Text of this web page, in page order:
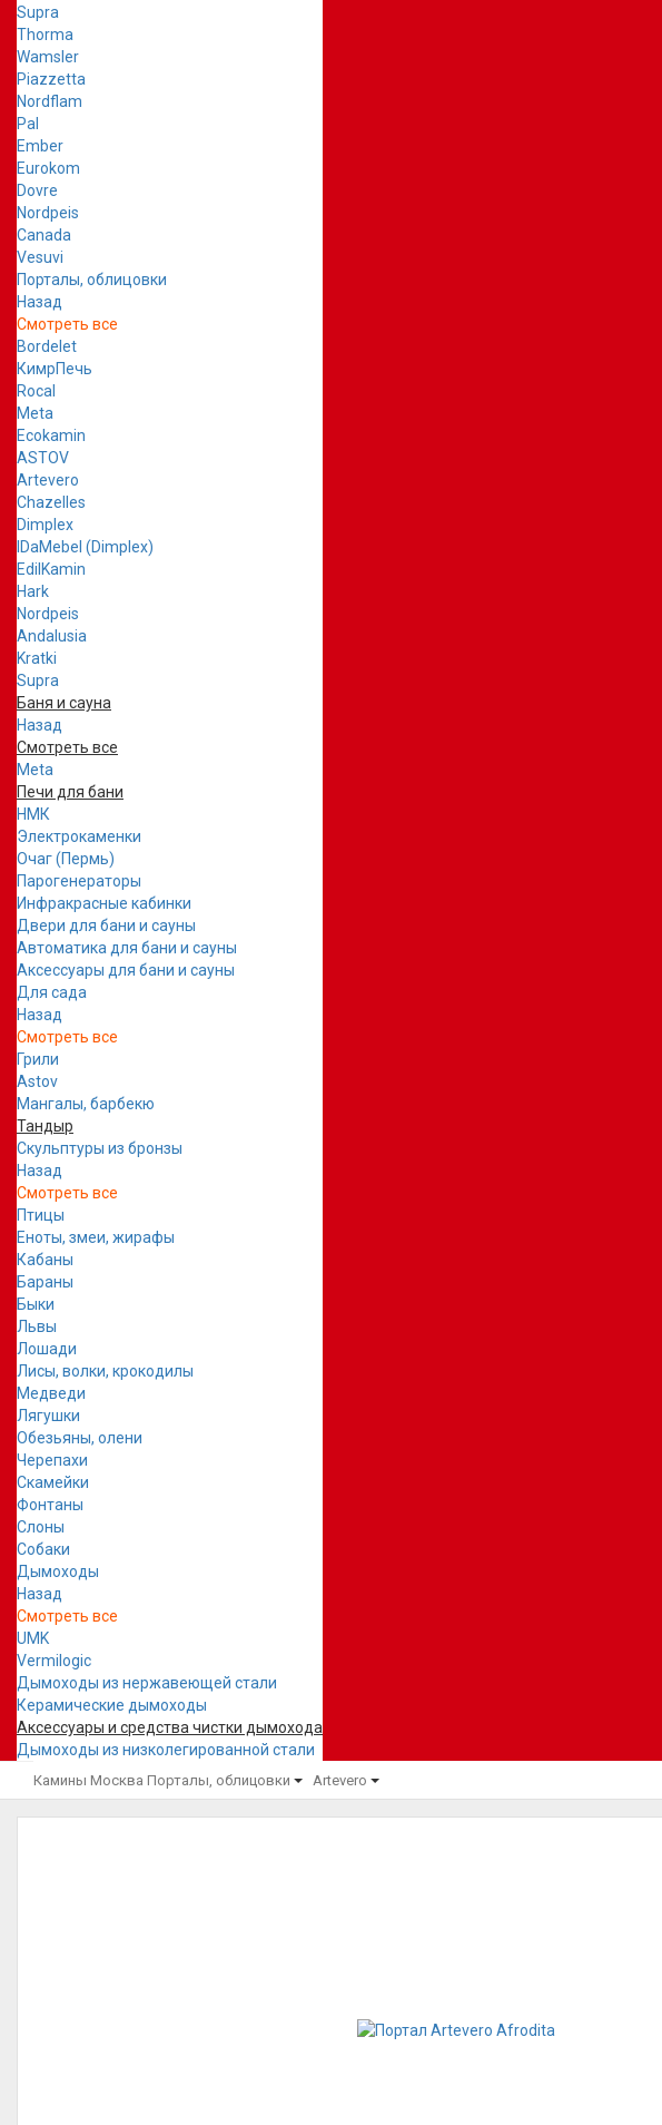
Supra
Thorma
Wamsler
Piazzetta
Nordflam
Pal
Ember
Eurokom
Dovre
Nordpeis
Canada
Vesuvi
Порталы, облицовки
Назад
Смотреть все
Bordelet
КимрПечь
Rocal
Meta
Ecokamin
ASTOV
Artevero
Chazelles
Dimplex
IDaMebel (Dimplex)
EdilKamin
Hark
Nordpeis
Andalusia
Kratki
Supra
Баня и сауна
Назад
Смотреть все
Meta
Печи для бани
НМК
Электрокаменки
Очаг (Пермь)
Парогенераторы
Инфракрасные кабинки
Двери для бани и сауны
Автоматика для бани и сауны
Аксессуары для бани и сауны
Для сада
Назад
Смотреть все
Грили
Astov
Мангалы, барбекю
Тандыр
Скульптуры из бронзы
Назад
Смотреть все
Птицы
Еноты, змеи, жирафы
Кабаны
Бараны
Быки
Львы
Лошади
Лисы, волки, крокодилы
Медведи
Лягушки
Обезьяны, олени
Черепахи
Скамейки
Фонтаны
Слоны
Собаки
Дымоходы
Назад
Смотреть все
UMK
Vermilogic
Дымоходы из нержавеющей стали
Керамические дымоходы
Аксессуары и средства чистки дымохода
Дымоходы из низколегированной стали
Камины Москва Порталы, облицовки Artevero